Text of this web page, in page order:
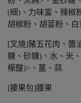
(細)、力味富、辣椒
胡椒粉、胡荽粉、
[叉燒]豬五花肉、醬
糖、砂糖)、水、米
檬酸)>、薑、蒜
[腰果包]腰果